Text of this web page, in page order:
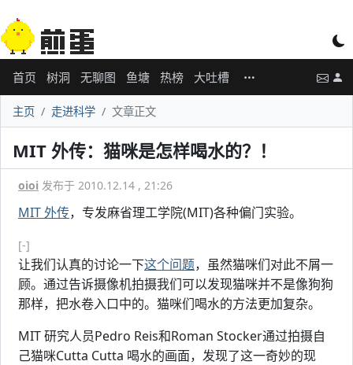
首页 树洞 无聊图 鱼塘 热榜 大吐槽
主页 走进科学 文章正文
MIT 外传：猫咪是怎样喝水的？！
oioi 发布于 2010.12.14 , 21:26
MIT 外传，专发麻省理工学院(MIT)各种偏门实验。
[-]
让我们认真的讨论一下这个问题，虽然猫咪们对此不屑一
顾。通过告诉摄像机拍摄我们可以发现猫咪并不是像狗狗
那样，把水卷入口中的。猫咪们喝水的方法更加复杂。
MIT 研究人员Pedro Reis和Roman Stocker通过拍摄自
己猫咪Cutta Cutta 喝水的画面，发现了这一奇妙的现